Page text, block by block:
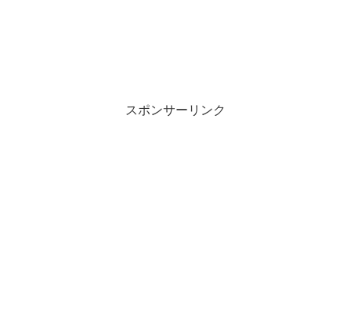
スポンサーリンク